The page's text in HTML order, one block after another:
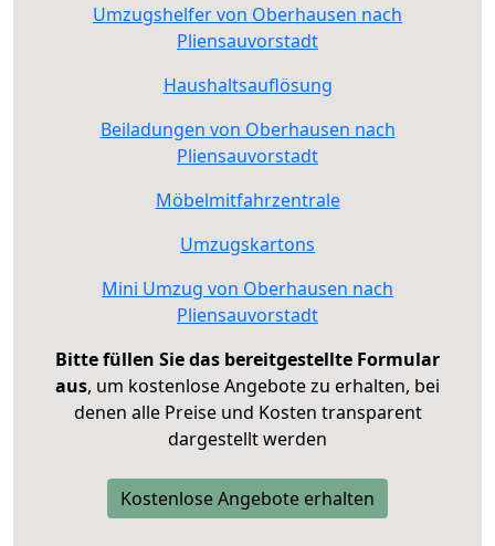
Umzugshelfer von Oberhausen nach
Pliensauvorstadt
Haushaltsauflösung
Beiladungen von Oberhausen nach
Pliensauvorstadt
Möbelmitfahrzentrale
Umzugskartons
Mini Umzug von Oberhausen nach
Pliensauvorstadt
Bitte füllen Sie das bereitgestellte Formular
aus, um kostenlose Angebote zu erhalten, bei
denen alle Preise und Kosten transparent
dargestellt werden
Kostenlose Angebote erhalten